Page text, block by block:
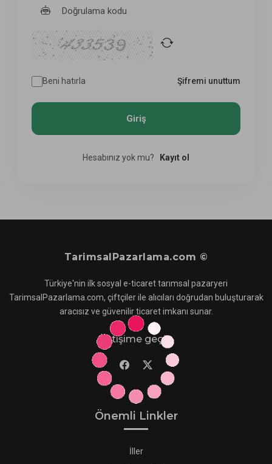
Beni hatırla Şifremi unuttum
Hesabınız yok mu? Kayıt ol
TarimsalPazarlama.com ©
Türkiye'nin ilk sosyal e-ticaret tarımsal pazaryeri
TarimsalPazarlama.com, çiftçiler ile alıcıları doğrudan buluşturarak
aracısız ve güvenilir ticaret imkanı sunar.
İletişime geçin
Önemli Linkler
İller